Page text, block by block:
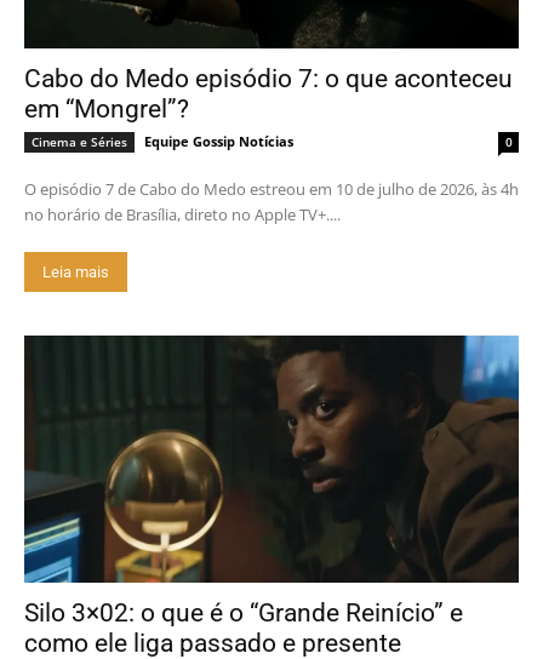
Cabo do Medo episódio 7: o que aconteceu
em “Mongrel”?
Cinema e Séries Equipe Gossip Notícias 0
O episódio 7 de Cabo do Medo estreou em 10 de julho de 2026, às 4h
no horário de Brasília, direto no Apple TV+....
Leia mais
Silo 3×02: o que é o “Grande Reinício” e
como ele liga passado e presente